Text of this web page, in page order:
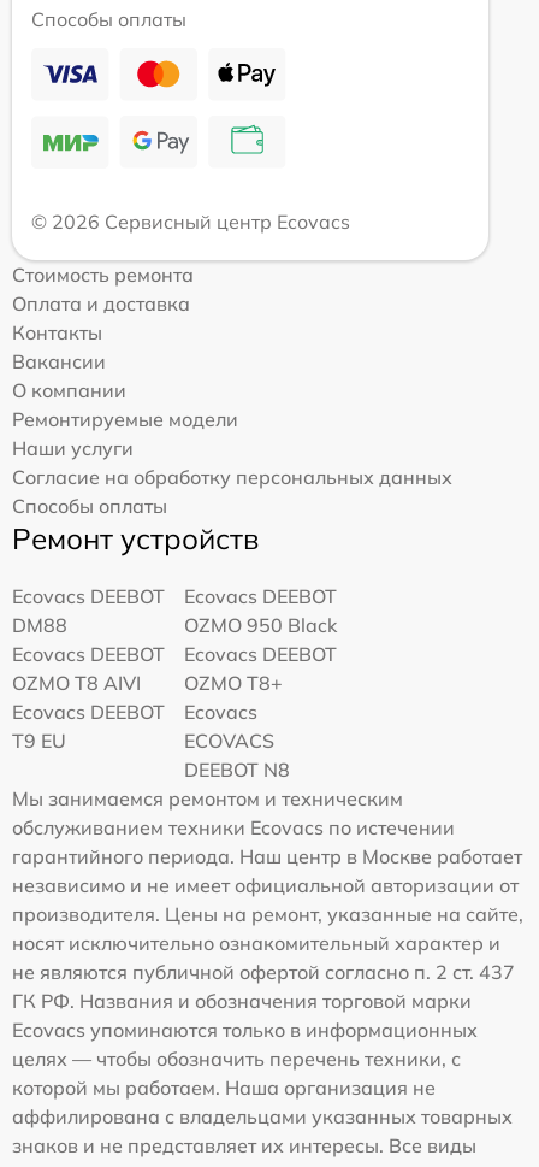
Способы оплаты
© 2026 Сервисный центр Ecovacs
Стоимость ремонта
Оплата и доставка
Контакты
Вакансии
О компании
Ремонтируемые модели
Наши услуги
Согласие на обработку персональных данных
Способы оплаты
Ремонт устройств
Ecovacs DEEBOT
DM88
Ecovacs DEEBOT
OZMO 950 Black
Ecovacs DEEBOT
OZMO T8 AIVI
Ecovacs DEEBOT
OZMO T8+
Ecovacs DEEBOT
T9 EU
Ecovacs
ECOVACS
DEEBOT N8
Мы занимаемся ремонтом и техническим
обслуживанием техники Ecovacs по истечении
гарантийного периода. Наш центр в Москве работает
независимо и не имеет официальной авторизации от
производителя. Цены на ремонт, указанные на сайте,
носят исключительно ознакомительный характер и
не являются публичной офертой согласно п. 2 ст. 437
ГК РФ. Названия и обозначения торговой марки
Ecovacs упоминаются только в информационных
целях — чтобы обозначить перечень техники, с
которой мы работаем. Наша организация не
аффилирована с владельцами указанных товарных
знаков и не представляет их интересы. Все виды